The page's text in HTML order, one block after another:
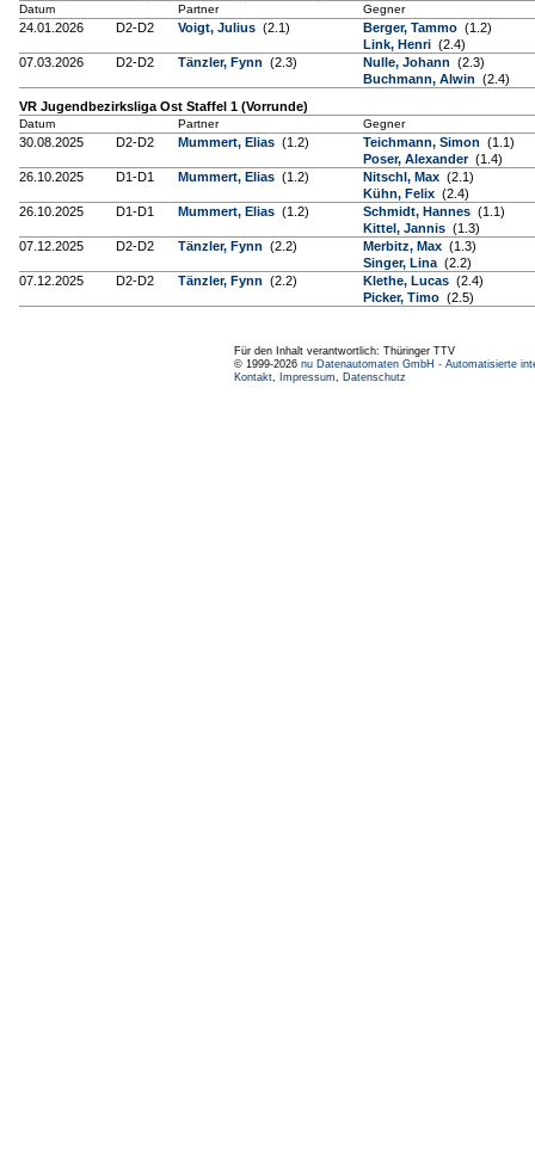
Datum Partner Gegner
24.01.2026 D2-D2 Voigt, Julius (2.1) Berger, Tammo (1.2)
Link, Henri (2.4)
07.03.2026
D2-D2 Tänzler, Fynn (2.3) Nulle, Johann (2.3)
Buchmann, Alwin (2.4)
VR Jugendbezirksliga Ost Staffel 1 (Vorrunde)
Datum Partner Gegner
30.08.2025 D2-D2 Mummert, Elias (1.2) Teichmann, Simon (1.1)
Poser, Alexander (1.4)
26.10.2025
D1-D1 Mummert, Elias (1.2) Nitschl, Max (2.1)
Kühn, Felix (2.4)
26.10.2025
D1-D1 Mummert, Elias (1.2) Schmidt, Hannes (1.1)
Kittel, Jannis (1.3)
07.12.2025
D2-D2 Tänzler, Fynn (2.2) Merbitz, Max (1.3)
Singer, Lina (2.2)
07.12.2025
D2-D2 Tänzler, Fynn (2.2) Klethe, Lucas (2.4)
Picker, Timo (2.5)
Für den Inhalt verantwortlich: Thüringer TTV
© 1999-2026 nu Datenautomaten GmbH - Automatisierte
Kontakt, Impressum, Datenschutz